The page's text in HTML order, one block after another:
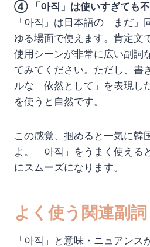
④ 「아직」は使いすぎても
「아직」は日本語の「まだ」
ゆる場面で使えます。肯定文
使用シーンが非常に広い副詞
てみてください。ただし、書
ルな「依然として」を表現し
を使うと自然です。
この感覚、掴めると一気に韓
よ。「아직」をうまく使える
にスムーズになります。
よく使う関連副
「아직」と意味・ニュアンス